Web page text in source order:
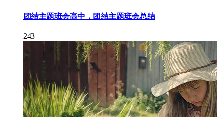
团结主题班会高中，团结主题班会总结
243